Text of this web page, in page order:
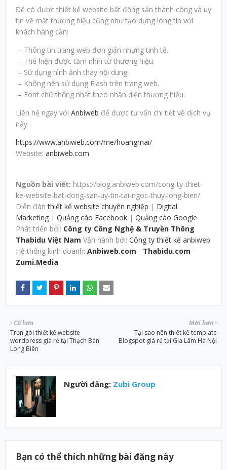
Để có được thiết kế website bất động sản thành công và uy
tín về mặt thương hiệu cũng như tạo dựng lòng tin với
khách hàng cần:
– Thông tin trang web đơn giản nhưng tinh tế.
– Thể hiện được tầm nhìn từ thương hiệu.
– Sử dụng hình ảnh thay nội dung.
– Không nên sử dụng Flash trên trang web.
– Font chữ thống nhất theo nhận diện thương hiệu.
Liên hệ ngay với Anbiweb để được tư vấn chi tiết về dịch vụ
này :
https://www.anbiweb.com/me/hoangmai/
Website: anbiweb.com
Nguồn bài viết: https://blog.anbiweb.com/cong-ty-thiet-
ke-website-bat-dong-san-uy-tin-tai-ngoc-thuy-long-bien/
Diễn đànthiết kế website chuyên nghiệp | Digital
Marketing | Quảng cáo Facebook | Quảng cáo Google
Phát triển bởi: Công ty Công Nghệ & Truyền Thông
Thabidu Việt Nam Vận hành bởi: Công ty thiết kế anbiweb
Hệ thống kinh doanh: Anbiweb.com - Thabidu.com -
Zumi.Media
Mới hơn
Tại sao nên thiết kế template
Blogspot giá rẻ tại Gia Lâm Hà Nội
Cũ hơn
Trọn gói thiết kế website
wordpress giá rẻ tại Thạch Bàn
Long Biên
Người đăng: Zubi Group
Bạn có thể thích những bài đăng này